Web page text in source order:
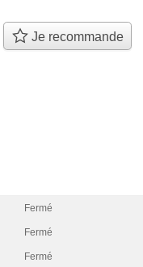
Je recommande
Fermé
Fermé
Fermé